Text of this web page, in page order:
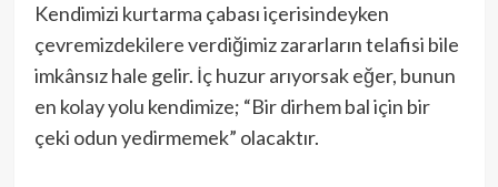
Kendimizi kurtarma çabası içerisindeyken
çevremizdekilere verdiğimiz zararların telafisi bile
imkânsız hale gelir. İç huzur arıyorsak eğer, bunun
en kolay yolu kendimize; “Bir dirhem bal için bir
çeki odun yedirmemek” olacaktır.